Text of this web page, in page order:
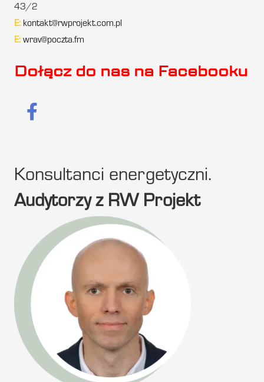
43/2
E: kontakt@rwprojekt.com.pl
E: wrav@poczta.fm
Dołącz do nas na Facebooku
Konsultanci energetyczni.
Audytorzy z RW Projekt